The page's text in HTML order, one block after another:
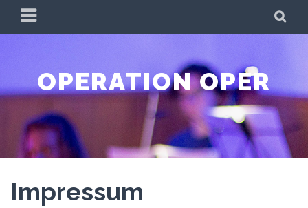
PRIMARY
MENU
OPERATION OPER
Impressum